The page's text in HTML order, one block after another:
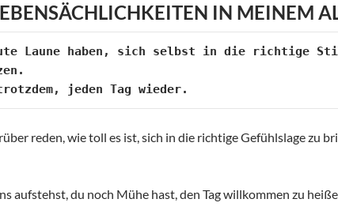
IN MEINEM
Laune haben, sich selbst in die richtige
jeden Tag wieder.
reden, wie toll es ist, sich in die richtige Gefühlslage zu
aufstehst, du noch Mühe hast, den Tag willkommen zu